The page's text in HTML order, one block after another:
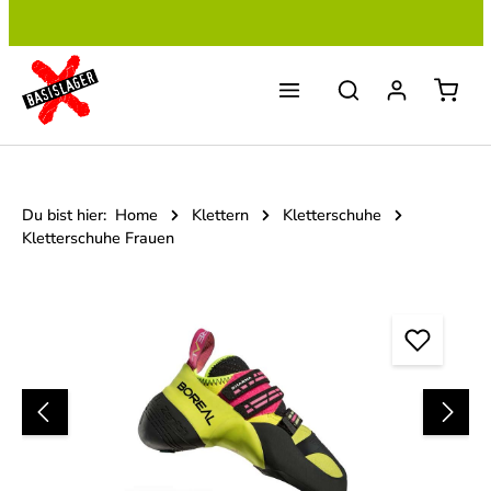
Du bist hier: Home Klettern
Kletterschuhe
Kletterschuhe Frauen